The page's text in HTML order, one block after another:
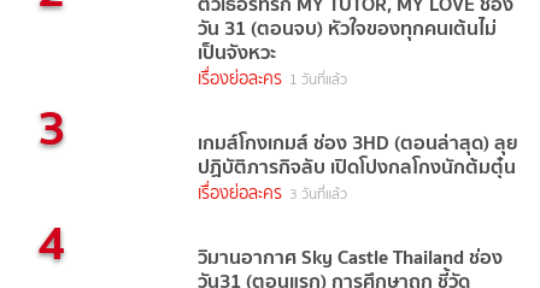
วัน 31 (ตอนจบ) หัวใจของทุกคนเต้นไม่
เป็นจังหวะ
เรื่องย่อละคร 1 วันที่แล้ว
3 เกมส์โกงเกมส์ ช่อง 3HD (ตอนล่าสุด) ลุย
ปฏิบัติภารกิจลับ เปิดโปงกลโกงนักต้มตุ๋น
เรื่องย่อละคร 3 วันที่แล้ว
4 วิมานอากาศ Sky Castle Thailand ช่อง
วัน31 (ตอนแรก) การศึกษาถูก ชี้วัด